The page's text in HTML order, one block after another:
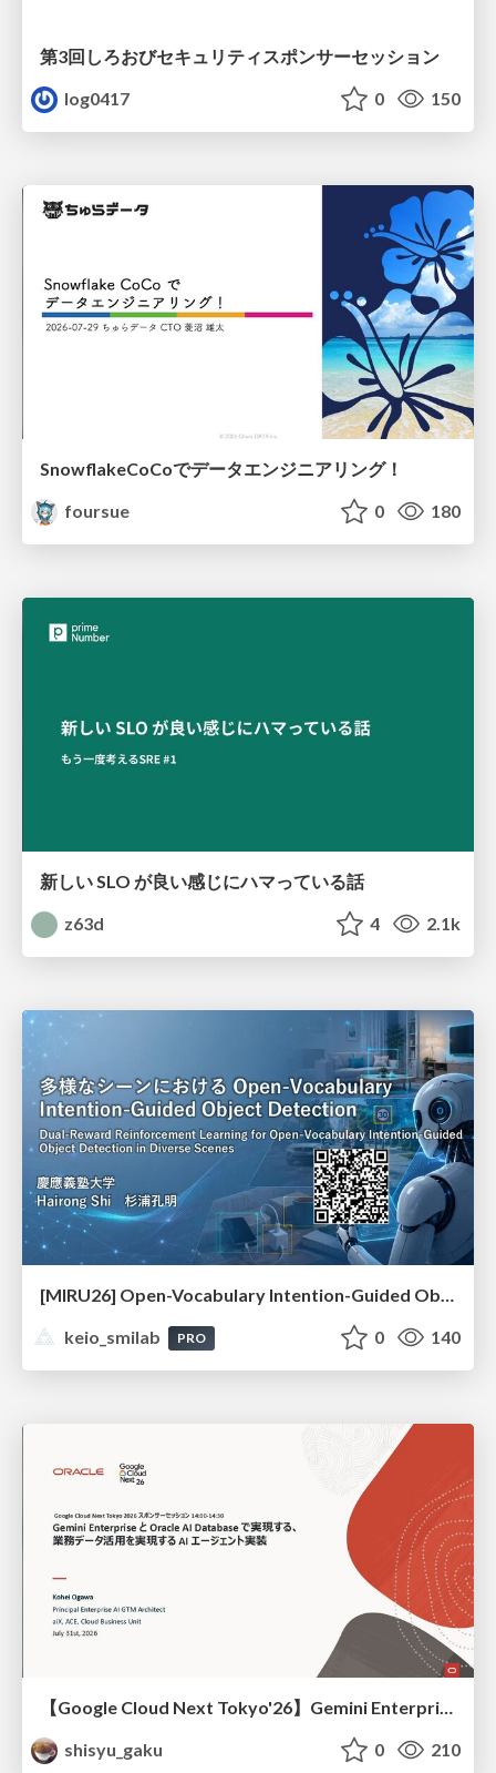
第3回しろおびセキュリティスポンサーセッション
log0417
0 150
SnowflakeCoCoでデータエンジニアリング！
foursue
0 180
新しい SLO が良い感じにハマっている話
z63d
4 2.1k
keio_smilab
PRO 0 140
【Google Cloud Next Tokyo'26】Gemini Enterprise と Oracle AI Database で実現する、 業務データ活用を実現する AI エージェント実装
shisyu_gaku
0 210